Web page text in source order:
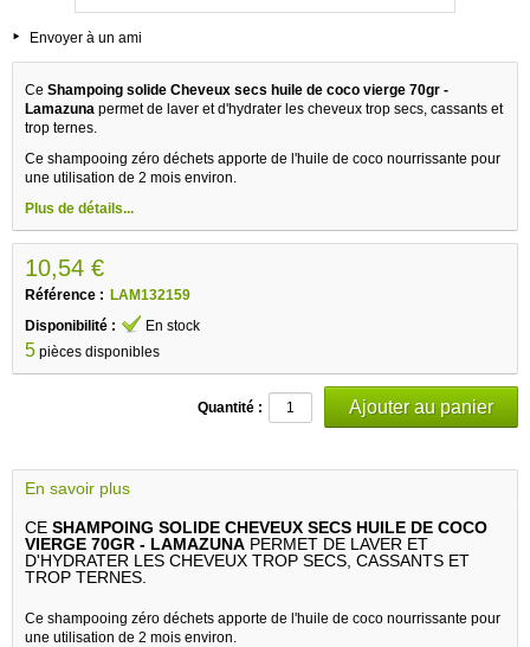
Envoyer à un ami
Ce Shampoing solide Cheveux secs huile de coco vierge 70gr -
Lamazuna permet de laver et d'hydrater les cheveux trop secs, cassants et
trop ternes.
Ce shampooing zéro déchets apporte de l'huile de coco nourrissante pour
une utilisation de 2 mois environ.
Plus de détails...
10,54 €
Référence : LAM132159
Disponibilité :
En stock
5 pièces disponibles
Quantité :
En savoir plus
CE SHAMPOING SOLIDE CHEVEUX SECS HUILE DE COCO
VIERGE 70GR - LAMAZUNA PERMET DE LAVER ET
D'HYDRATER LES CHEVEUX TROP SECS, CASSANTS ET
TROP TERNES.
Ce shampooing zéro déchets apporte de l'huile de coco nourrissante pour
une utilisation de 2 mois environ.